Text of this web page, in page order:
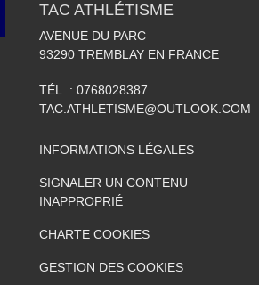
TAC ATHLÉTISME
AVENUE DU PARC
93290 TREMBLAY EN FRANCE
TÉL. : 0768028387
TAC.ATHLETISME@OUTLOOK.COM
INFORMATIONS LÉGALES
SIGNALER UN CONTENU
INAPPROPRIÉ
CHARTE COOKIES
GESTION DES COOKIES